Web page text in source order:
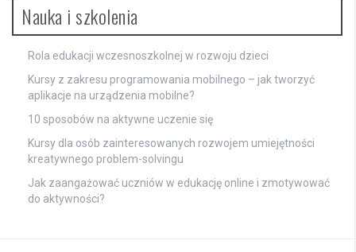
Nauka i szkolenia
Rola edukacji wczesnoszkolnej w rozwoju dzieci
Kursy z zakresu programowania mobilnego – jak tworzyć
aplikacje na urządzenia mobilne?
10 sposobów na aktywne uczenie się
Kursy dla osób zainteresowanych rozwojem umiejętności
kreatywnego problem-solvingu
Jak zaangażować uczniów w edukację online i zmotywować
do aktywności?